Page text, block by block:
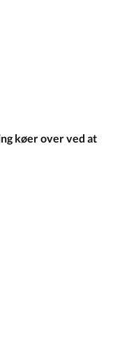
køer over ved at